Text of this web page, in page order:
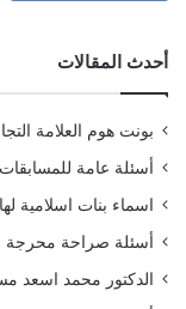
أحدث المقالات
بونت هوم العلامة
أسئلة عامة للمسابقات مع
اسماء بنات اسلامية
أسئلة صراحة محرجة
الدكتور محمد اسعد